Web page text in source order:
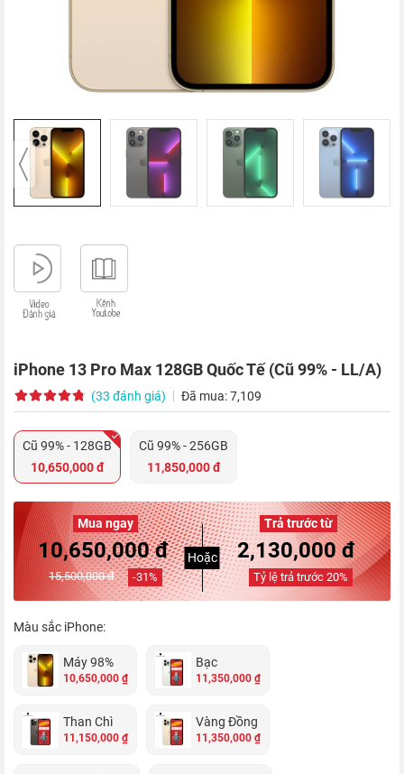
iPhone 13 Pro Max 128GB Quốc Tế (Cũ 99% - LL/A)
(33 đánh giá) Đã mua: 7,109
Cũ 99% - 128GB
10,650,000 đ
Cũ 99% - 256GB
11,850,000 đ
Mua ngay
10,650,000 đ
15,500,000 đ -31%
Hoặc
Trả trước từ
2,130,000 đ
Tỷ lệ trả trước20%
Màu sắc iPhone:
Máy 98%
10,650,000 ₫
Bạc
11,350,000 ₫
Than Chì
11,150,000 ₫
Vàng Đồng
11,350,000 ₫